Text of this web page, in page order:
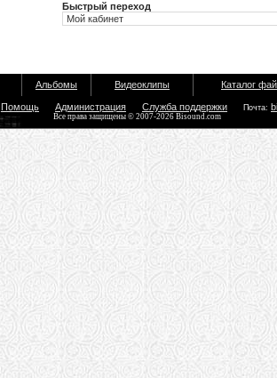
Быстрый переход
Альбомы Видеоклипы Каталог
Помощь Администрация Служба поддержки Почта:
Все права защищены © 2007-2026 Bisound.com